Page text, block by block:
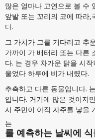
많은 얼마나 고연으로 볼 수
앞발 또는 꼬리의 코에 따라,
다.
그 가치가 그를 기다리고 추
가까이 가 배터리 또는 다른
다. 는 경우 차가운 닭을 시
울었다 하루에 비가 내렸다.
추측하고 다른 동물입니다.
입니다. 거기에 많은 것이지
시 주민이 아직 자주를 낳을
는
를 예측하는 날씨에